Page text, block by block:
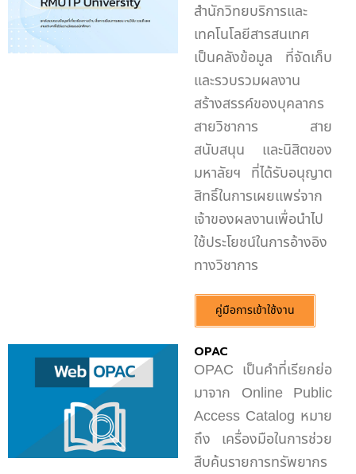
สำนักวิทยบริการและ
เทคโนโลยีสารสนเทศ
เป็นคลังข้อมูล ที่จัดเก็บ
และรวบรวมผลงาน
สร้างสรรค์ของบุคลากร
สายวิชาการ สาย
สนับสนุน และนิสิตของ
มหาลัยฯ ที่ได้รับอนุญาต
สิทธิ์ในการเผยแพร่จาก
เจ้าของผลงานเพื่อนำไป
ใช้ประโยชน์ในการอ้างอิง
ทางวิชาการ
คู่มือการเข้าใช้งาน
OPAC
OPAC เป็นคำที่เรียกย่อ
มาจาก Online Public
Access Catalog หมาย
ถึง เครื่องมือในการช่วย
สืบค้นรายการทรัพยากร